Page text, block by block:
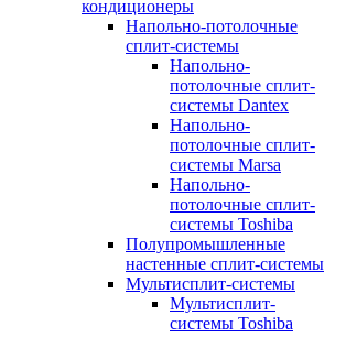
кондиционеры
Напольно-потолочные
сплит-системы
Напольно-
потолочные сплит-
системы Dantex
Напольно-
потолочные сплит-
системы Marsa
Напольно-
потолочные сплит-
системы Toshiba
Полупромышленные
настенные сплит-системы
Мультисплит-системы
Мультисплит-
системы Toshiba